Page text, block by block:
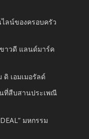
ลน์ของครอบครัว
าวดี แลนด์มาร์ค
เอมเมอรัลด์
ที่สืบสานประเพณี
มหกรรม